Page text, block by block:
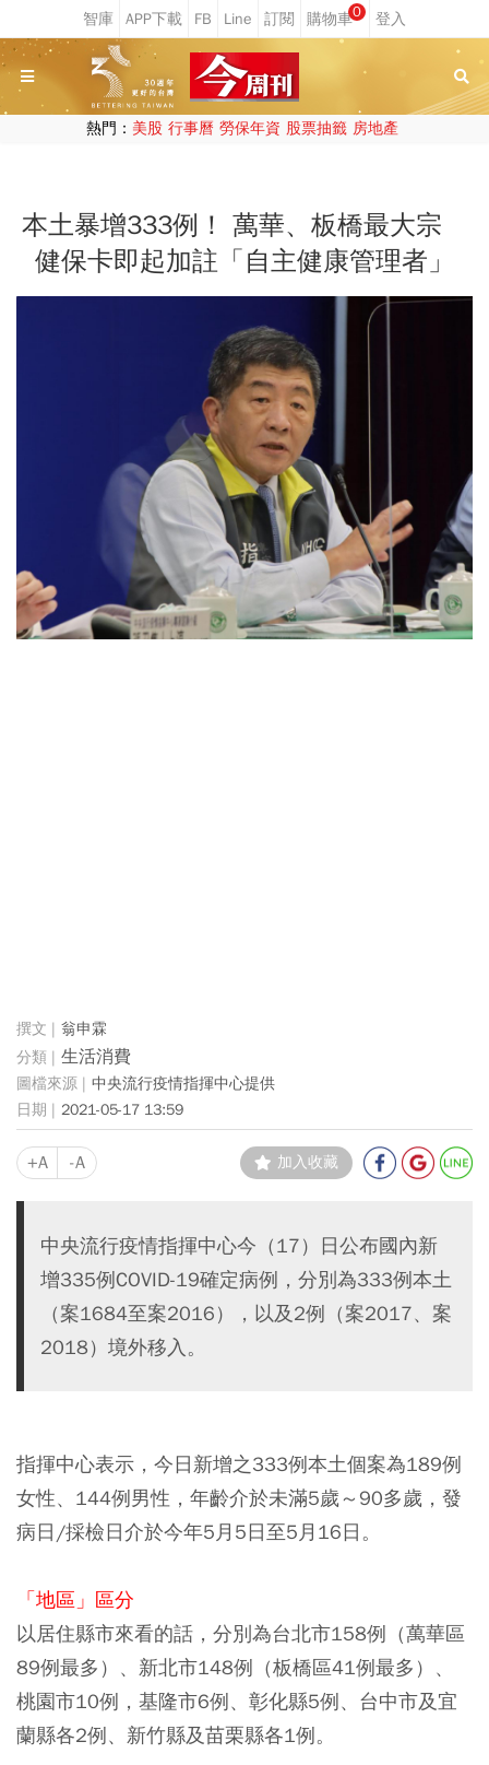
0
熱門： 美股 行事曆 勞保年資 股票抽籤 房地產
本土暴增333例！ 萬華、板橋最大宗
健保卡即起加註「自主健康管理者」
翁申霖
生活消費
中央流行疫情指揮中心提供
2021-05-17 13:59
+A -A 加入收藏
中央流行疫情指揮中心今（17）日公布國內新
增335例COVID-19確定病例，分別為333例本土
（案1684至案2016），以及2例（案2017、案
2018）境外移入。
指揮中心表示，今日新增之333例本土個案為189例
女性、144例男性，年齡介於未滿5歲～90多歲，發
病日/採檢日介於今年5月5日至5月16日。
「地區」區分
以居住縣市來看的話，分別為台北市158例 （萬華區
89例最多） 、新北市148例 （板橋區41例最多） 、
桃園市10例，基隆市6例、彰化縣5例、台中市及宜
蘭縣各2例、新竹縣及苗栗縣各1例。